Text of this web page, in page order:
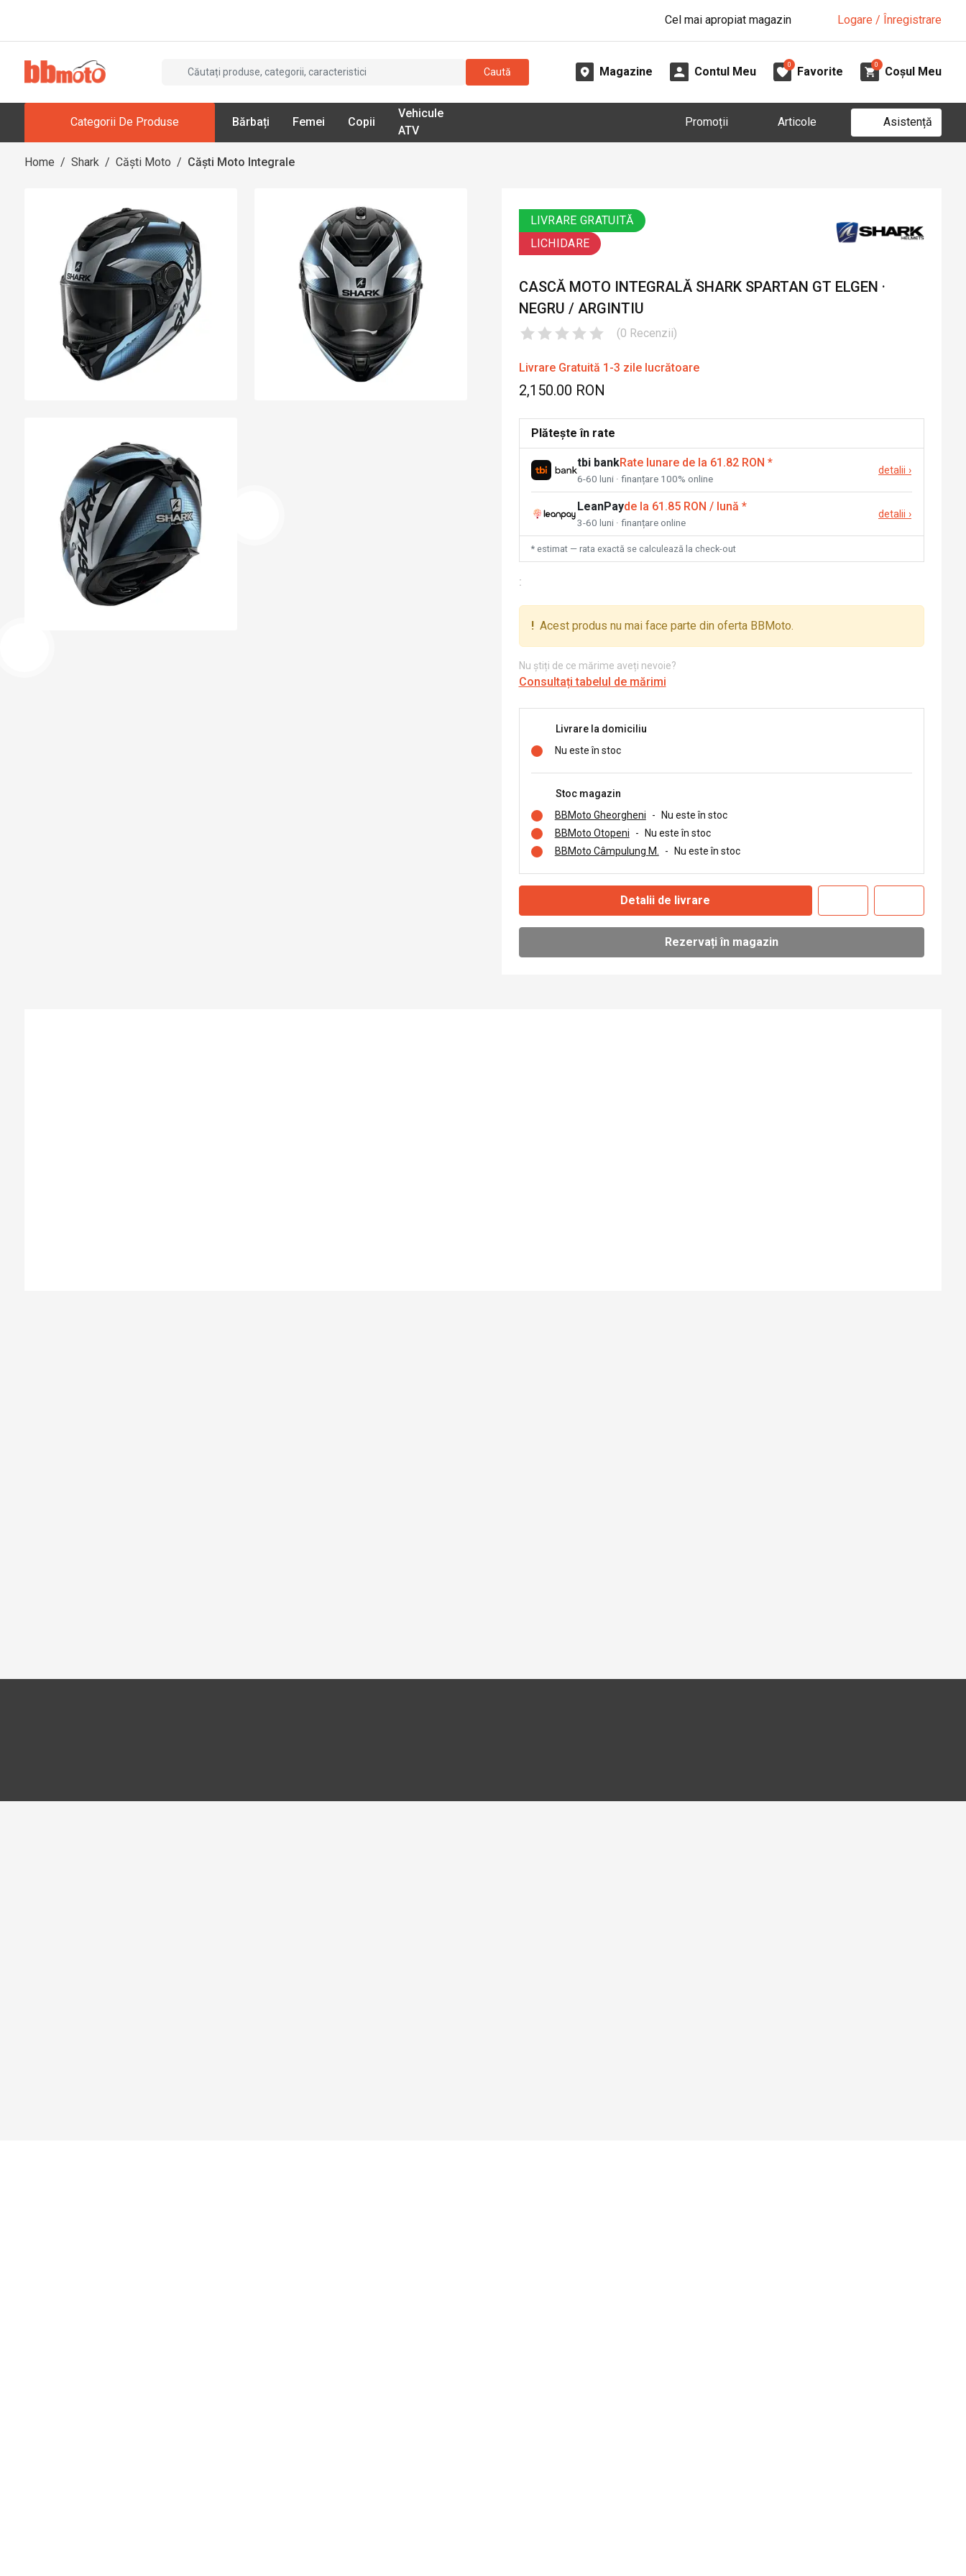
Cel mai apropiat magazin Logare / Înregistrare
Caută Magazine Contul Meu
0
Favorite
0
Coșul Meu
Categorii De Produse Bărbați Femei Copii
Vehicule
ATV
Promoții Articole Asistență
Home / Shark / Căști Moto / Căști Moto Integrale
LIVRARE GRATUITĂ
LICHIDARE
CASCĂ MOTO INTEGRALĂ SHARK SPARTAN GT ELGEN ·
NEGRU / ARGINTIU
(0 Recenzii)
Livrare Gratuită 1-3 zile lucrătoare
2,150.00 RON
Plătește în rate
tbi bankRate lunare de la 61.82 RON *
6-60 luni · finanțare 100% online
detalii ›
LeanPayde la 61.85 RON / lună *
3-60 luni · finanțare online
detalii ›
* estimat — rata exactă se calculează la check-out
:
! Acest produs nu mai face parte din oferta BBMoto.
Nu știți de ce mărime aveți nevoie?
Consultați tabelul de mărimi
Livrare la domiciliu
Nu este în stoc
Stoc magazin
BBMoto Gheorgheni
-
Nu este în stoc
BBMoto Otopeni
-
Nu este în stoc
BBMoto Câmpulung M.
- Nu este în stoc
Detalii de livrare
Rezervați în magazin